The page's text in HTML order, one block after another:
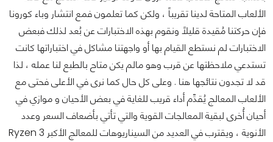
الألعاب المتاحة لدينا تقريباً ، ولكن كما تعلمون فمع انتشار وباء كورونا
فإن حركتنا مُقيدة قليلاً ونقوم بهذه الاختبارات عن بُعد لذلك فبعض
الاختبارات لم نستطع القيام بها أو واجهتنا مشاكل في اختباراتها كانت
تستدعي ملاحظتها عن قرب وهو مالم يكن متاح بالطبع لنا عمله ، لذا
قد لا تجدون نتائجها هنا . وعلى كل حال كما نرى في الأعلى فحتى مع
الألعاب المعالج يُقدِّم أداء قريب للغاية في بعض الأحيان و موازي في
أحيان أُخرى لبقية المعالجات القوية والتي تأتي بأضعاف السعر وعدد
الأنوية ، ويقترب في العديد من السيناريوهات للمعالج الأكبر Ryzen 3